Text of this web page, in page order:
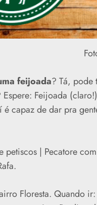
feijoada? Tá, pode
Feijoada
é capaz de dar pra
petiscos | Pecatore
Floresta. Quando